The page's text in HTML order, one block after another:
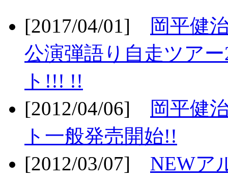
[2017/04/01]
岡平健
公演弾語り自走ツア
ト!!! !!
[2012/04/06]
岡平健
ト一般発売開始!!
[2012/03/07] NEWア